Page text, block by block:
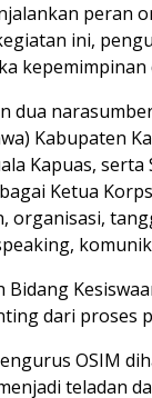
peran
ini,
dua
Kabupaten
Kapuas,
Ketua
organisasi,
Bidang
dari proses
OSIM
teladan